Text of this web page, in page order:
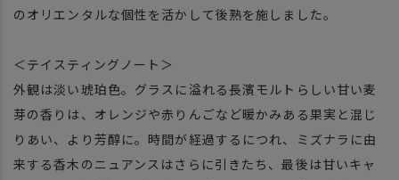
のオリエンタルな個性を活かして後熟を施しました。
＜テイスティングノート＞
外観は淡い琥珀色。グラスに溢れる長濱モルトらしい甘い麦
芽の香りは、オレンジや赤りんごなど暖かみある果実と混じ
りあい、より芳醇に。時間が経過するにつれ、ミズナラに由
来する香木のニュアンスはさらに引きたち、最後は甘いキャ